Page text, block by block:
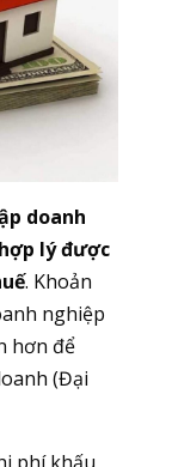
doanh
lý được
. Khoản
nghiệp
hơn để
(Đại